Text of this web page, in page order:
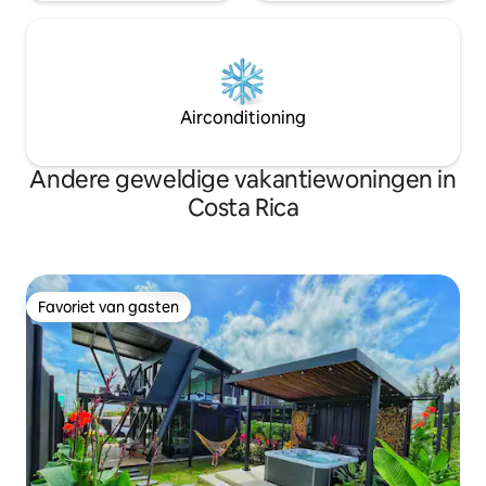
Airconditioning
Andere geweldige vakantiewoningen in
Costa Rica
Favoriet van gasten
Favoriet van gasten